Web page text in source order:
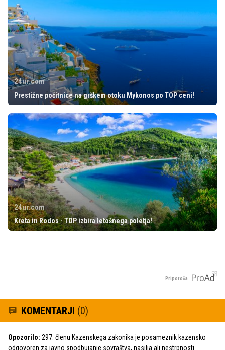
24ur.com
Prestižne počitnice na grškem otoku Mykonos po TOP ceni!
24ur.com
Kreta in Rodos - TOP izbira letošnega poletja!
Priporoča
KOMENTARJI (0)
Opozorilo: 297. členu Kazenskega zakonika je posameznik kazensko
odgovoren za javno spodbujanje sovraštva, nasilja ali nestrpnosti.